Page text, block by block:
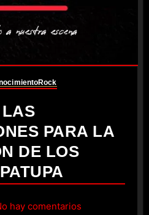
Rock
PARA LA
DE LOS
hay comentarios